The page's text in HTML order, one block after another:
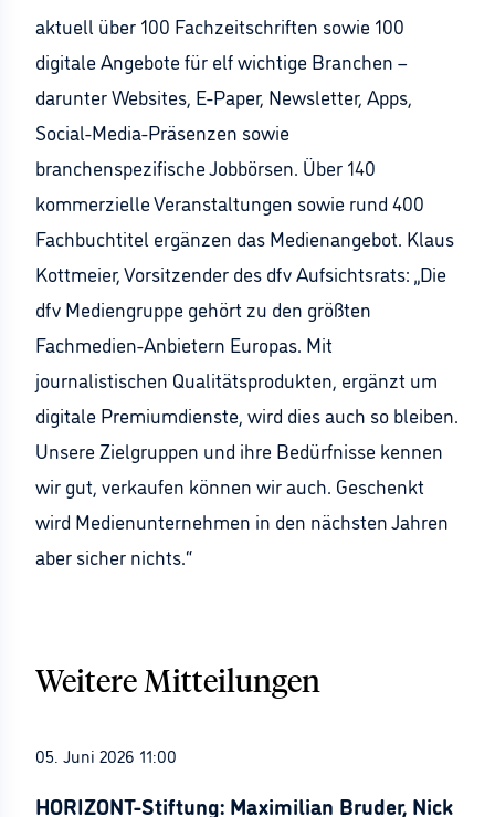
aktuell über 100 Fachzeitschriften sowie 100
digitale Angebote für elf wichtige Branchen –
darunter Websites, E-Paper, Newsletter, Apps,
Social-Media-Präsenzen sowie
branchenspezifische Jobbörsen. Über 140
kommerzielle Veranstaltungen sowie rund 400
Fachbuchtitel ergänzen das Medienangebot. Klaus
Kottmeier, Vorsitzender des dfv Aufsichtsrats: „Die
dfv Mediengruppe gehört zu den größten
Fachmedien-Anbietern Europas. Mit
journalistischen Qualitätsprodukten, ergänzt um
digitale Premiumdienste, wird dies auch so bleiben.
Unsere Zielgruppen und ihre Bedürfnisse kennen
wir gut, verkaufen können wir auch. Geschenkt
wird Medienunternehmen in den nächsten Jahren
aber sicher nichts.“
Weitere Mitteilungen
05. Juni 2026 11:00
HORIZONT-Stiftung: Maximilian Bruder, Nick